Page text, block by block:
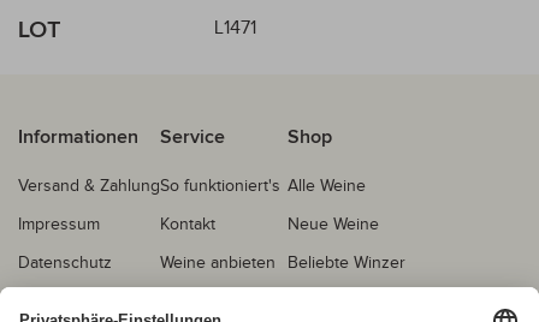
LOT L1471
Informationen
Versand & Zahlung
Impressum
Datenschutz
Service
So funktioniert's
Kontakt
Weine anbieten
Shop
Alle Weine
Neue Weine
Beliebte Winzer